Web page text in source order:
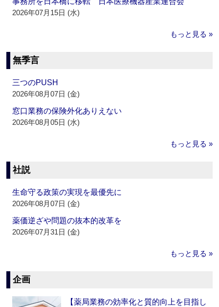
2026年07月15日 (水)
もっと見る »
無季言
三つのPUSH
2026年08月07日 (金)
窓口業務の保険外化ありえない
2026年08月05日 (水)
もっと見る »
社説
生命守る政策の実現を最優先に
2026年08月07日 (金)
薬価逆ざや問題の抜本的改革を
2026年07月31日 (金)
もっと見る »
企画
【薬局業務の効率化と質的向上を目指し